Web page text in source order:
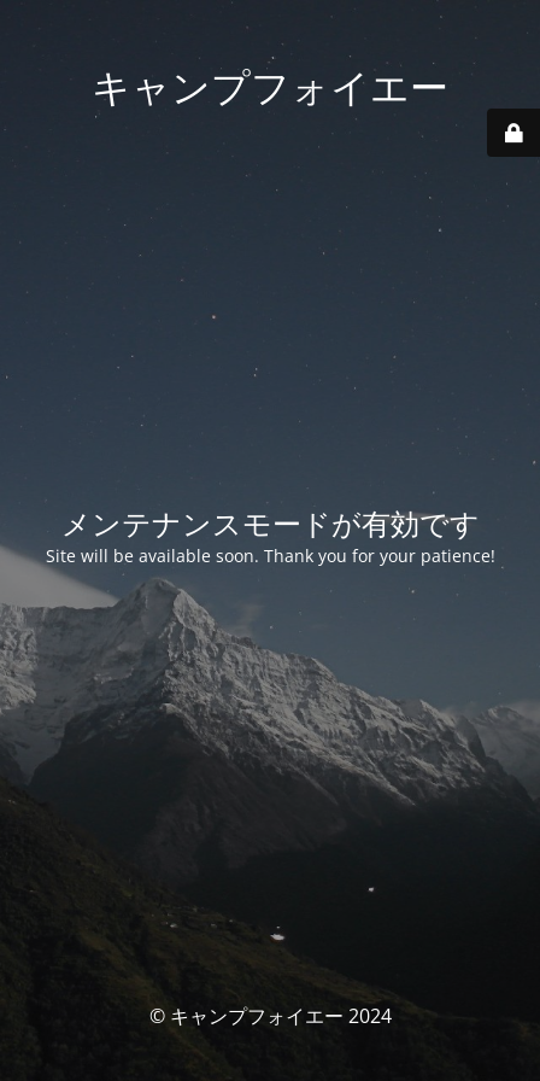
キャンプフォイエー
メンテナンスモードが有効です
Site will be available soon. Thank you for your patience!
© キャンプフォイエー 2024